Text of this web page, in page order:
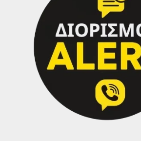
Επικοινωνήστε μαζί μας
IDEA
Γραφεία Εξυπηρέτησης
Θα χαρούμε να σας
Τηλέφωνα επικοινωνίας
23213 02583